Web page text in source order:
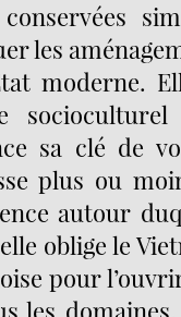
les
moderne.
sa clé de
plus ou
autour
oblige le
pour
les domaines,